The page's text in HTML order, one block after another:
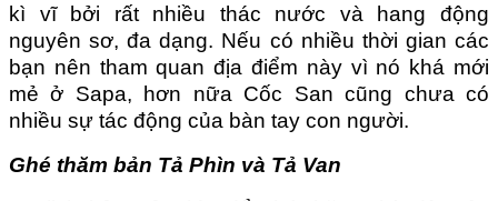
kì vĩ bởi rất nhiều thác nước và hang động
nguyên sơ, đa dạng. Nếu có nhiều thời gian các
bạn nên tham quan địa điểm này vì nó khá mới
mẻ ở Sapa, hơn nữa Cốc San cũng chưa có
nhiều sự tác động của bàn tay con người.
Ghé thăm bản Tả Phìn và Tả Van